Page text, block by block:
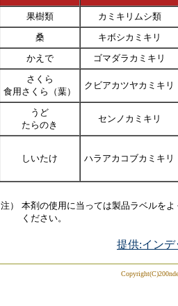
果樹類
カミキリムシ類
桑
キボシカミキリ
かえで
ゴマダラカミキリ
さくら
食用さくら（葉）
クビアカツヤカミキリ
うど
たらのき
センノカミキリ
しいたけ ハラアカコブカミキリ
注）
本剤の使用に当っては製品ラベルを
ください。
提供:イン